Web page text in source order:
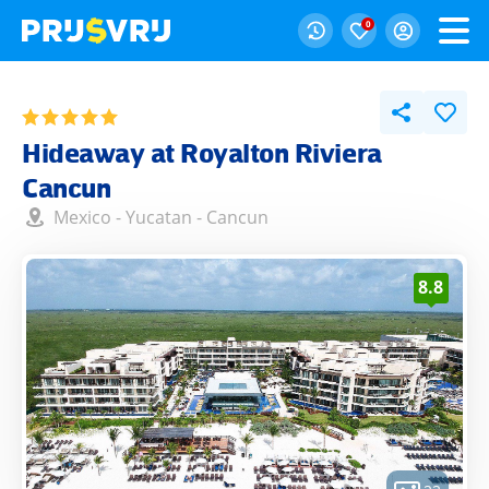
0
Hideaway at Royalton Riviera
Cancun
Mexico -Yucatan - Cancun
8.8